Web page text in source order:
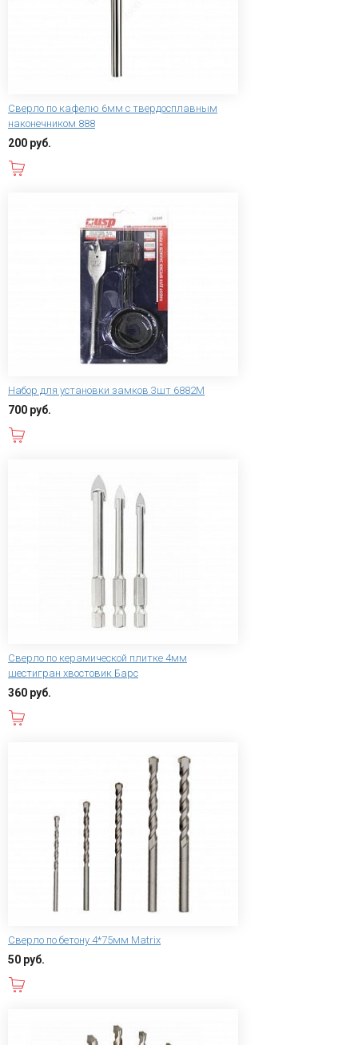
Сверло по кафелю 6мм с твердосплавным
наконечником 888
200 руб.
Набор для установки замков 3шт 6882М
700 руб.
Сверло по керамической плитке 4мм
шестигран хвостовик Барс
360 руб.
Сверло по бетону 4*75мм Matrix
50 руб.